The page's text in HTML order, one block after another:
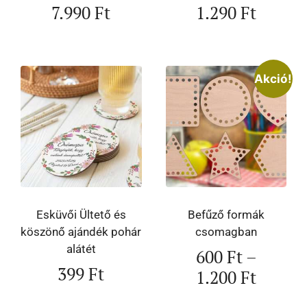
7.990Ft 1.290Ft
Esküvői Ültető és
köszönő ajándék pohár
alátét
399Ft
Akció!
Befűző formák
csomagban
600Ft–
1.200Ft